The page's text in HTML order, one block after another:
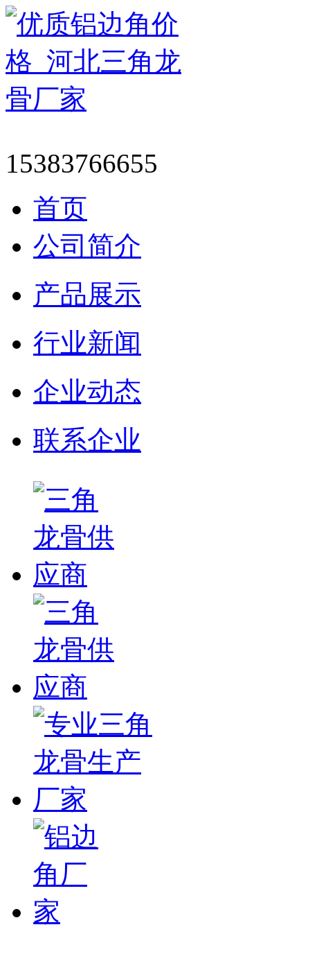
15383766655
首页
公司简介
产品展示
行业新闻
企业动态
联系企业